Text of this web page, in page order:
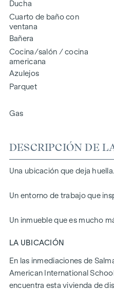
Ducha
Cuarto de baño con
ventana
Bañera
Cocina/salón / cocina
americana
Azulejos
Parquet
Gas
DESCRIPCIÓN DE
Una ubicación que deja huella.
Un entorno de trabajo que
Un inmueble que es mucho
LA UBICACIÓN
En las inmediaciones de
American International
encuentra esta vivienda de